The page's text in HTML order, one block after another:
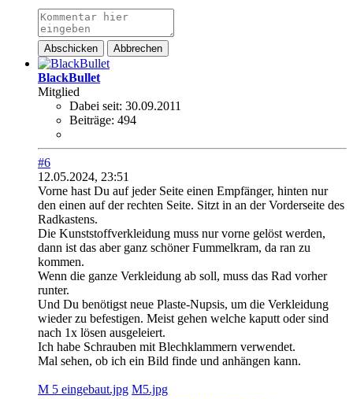
Abschicken Abbrechen
BlackBullet
Mitglied
Dabei seit: 30.09.2011
Beiträge: 494
#6
12.05.2024, 23:51
Vorne hast Du auf jeder Seite einen Empfänger, hinten nur
den einen auf der rechten Seite. Sitzt in an der Vorderseite des
Radkastens.
Die Kunststoffverkleidung muss nur vorne gelöst werden,
dann ist das aber ganz schöner Fummelkram, da ran zu
kommen.
Wenn die ganze Verkleidung ab soll, muss das Rad vorher
runter.
Und Du benötigst neue Plaste-Nupsis, um die Verkleidung
wieder zu befestigen. Meist gehen welche kaputt oder sind
nach 1x lösen ausgeleiert.
Ich habe Schrauben mit Blechklammern verwendet.
Mal sehen, ob ich ein Bild finde und anhängen kann.
M 5 eingebaut.jpg M5.jpg